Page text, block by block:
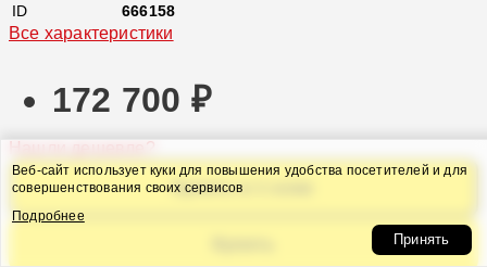
ID
666158
Все характеристики
172 700 ₽
Нашли дешевле?
Купить в 1 клик
Веб-сайт использует куки для повышения удобства посетителей и для
совершенствования своих сервисов
Подробнее
Принять